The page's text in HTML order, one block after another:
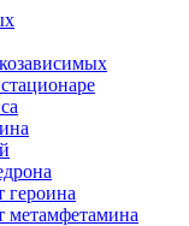
героина
метамфетамина